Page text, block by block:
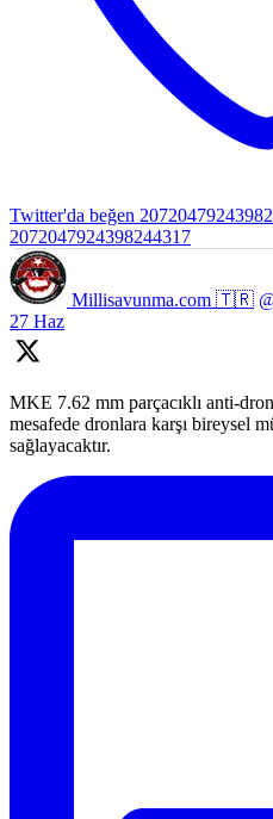
Twitter'da beğen
2072047924398244317
Millisavunma.com 🇹🇷
27 Haz
MKE 7.62 mm parçacıklı anti-
mesafede dronlara karşı bireysel
sağlayacaktır.